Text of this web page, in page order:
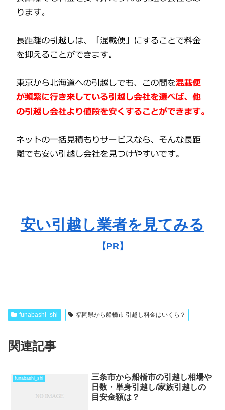
安い引越し業者を見てみる
【PR】
funabashi_shi 福岡県から船橋市 引越し料金はいくら？
関連記事
funabashi_shi
三条市から船橋市の引越し相場や
日数・単身引越し/家族引越しの
目安金額は？